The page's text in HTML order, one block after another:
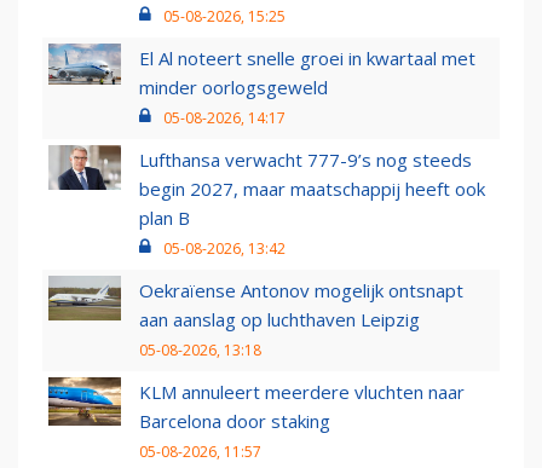
05-08-2026, 15:25
El Al noteert snelle groei in kwartaal met
minder oorlogsgeweld
05-08-2026, 14:17
Lufthansa verwacht 777-9’s nog steeds
begin 2027, maar maatschappij heeft ook
plan B
05-08-2026, 13:42
Oekraïense Antonov mogelijk ontsnapt
aan aanslag op luchthaven Leipzig
05-08-2026, 13:18
KLM annuleert meerdere vluchten naar
Barcelona door staking
05-08-2026, 11:57